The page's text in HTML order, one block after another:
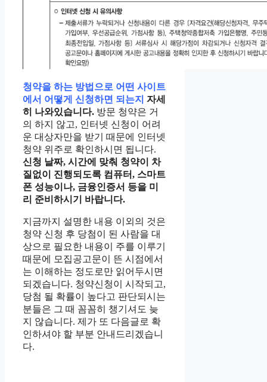
청약을 하는 방법으로 어떤 사이트
에서 어떻게 신청하면 되는지 자세
히 나와있습니다. 방문 청약은 거
의 하지 않고, 인터넷 신청이 어려
운 대상자만을 받기 때문에 인터넷
청약 위주로 확인하시면 됩니다.
신청 날짜, 시간에 맞춰 청약이 차
질없이 진행되도록 컴퓨터, 스마트
폰 성능이나, 금융인증서 등을 미
리 준비하시기 바랍니다.
지금까지 설명한 내용 이외의 것은
청약 신청 후 당첨이 된 사람을 대
상으로 필요한 내용이 주를 이루기
때문에 모집공고문이 뜬 시점에서
는 이해하는 정도로만 읽어두시면
되겠습니다. 청약신청이 시작되고,
당첨 될 확률이 높다고 판단되시는
분들은 그 때 꼼꼼히 챙기셔도 늦
지 않습니다. 제가 또 다음글로 확
인하셔야 할 부분 안내드리겠습니
다.